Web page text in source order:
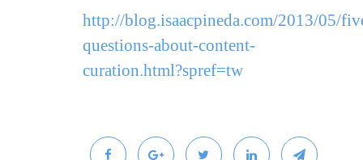
http://blog.isaacpineda.com/2013/05/
questions-about-content-
curation.html?spref=tw